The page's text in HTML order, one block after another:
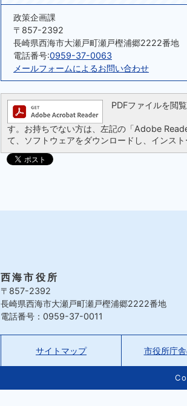
政策企画課
〒857-2392
長崎県西海市大瀬戸町瀬戸樫浦郷2222番地
電話番号:0959-37-0063
メールフォームによるお問い合わせ
PDFファイルを閲
す。お持ちでない方は、左記の「Adobe
て、ソフトウェアをダウンロードし、インスト
西海市役所
〒857-2392
長崎県西海市大瀬戸町瀬戸樫浦郷2222番地
電話番号：0959-37-0011
サイトマップ 市役所庁